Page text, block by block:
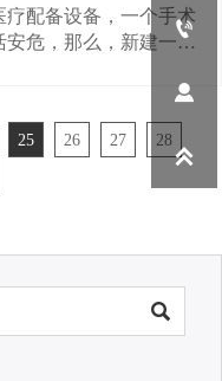
配备设备，一个手术
危，那么，新建一个
25 26 27
28



